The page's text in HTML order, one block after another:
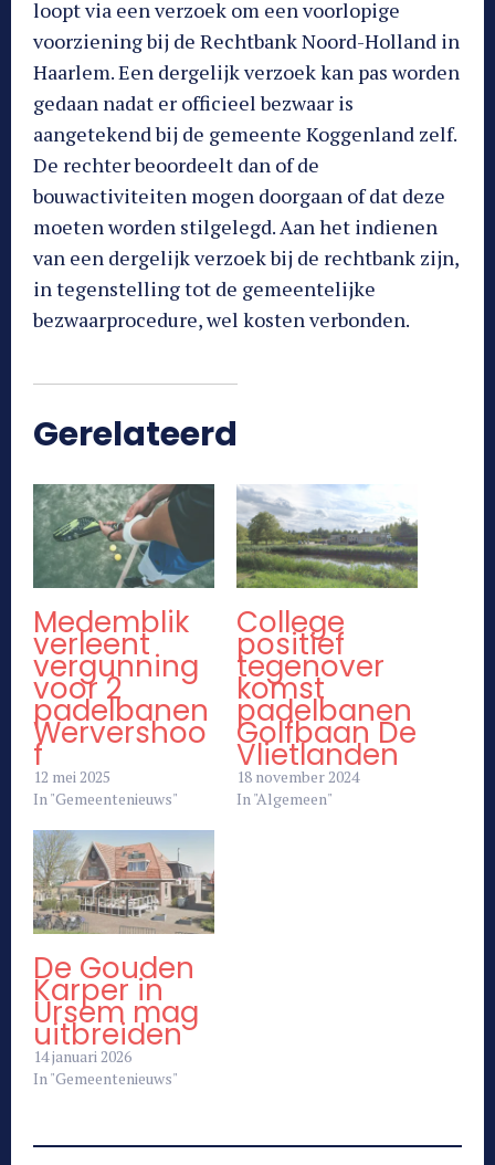
loopt via een verzoek om een voorlopige
voorziening bij de Rechtbank Noord-Holland in
Haarlem. Een dergelijk verzoek kan pas worden
gedaan nadat er officieel bezwaar is
aangetekend bij de gemeente Koggenland zelf.
De rechter beoordeelt dan of de
bouwactiviteiten mogen doorgaan of dat deze
moeten worden stilgelegd. Aan het indienen
van een dergelijk verzoek bij de rechtbank zijn,
in tegenstelling tot de gemeentelijke
bezwaarprocedure, wel kosten verbonden.
Gerelateerd
Medemblik
verleent
vergunning
voor 2
padelbanen
Wervershoo
f
12 mei 2025
In "Gemeentenieuws"
College
positief
tegenover
komst
padelbanen
Golfbaan De
Vlietlanden
18 november 2024
In "Algemeen"
De Gouden
Karper in
Ursem mag
uitbreiden
14 januari 2026
In "Gemeentenieuws"